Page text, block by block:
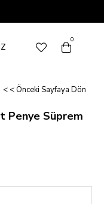
0
< < Önceki Sayfaya Dön
Penye Süprem